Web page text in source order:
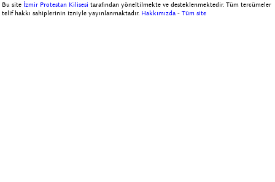
Bu site İzmir Protestan Kilisesi tarafından yöneltilmekte ve desteklenmektedir. Tüm tercümeler
telif hakkı sahiplerinin izniyle yayınlanmaktadır. Hakkımızda -Tüm site